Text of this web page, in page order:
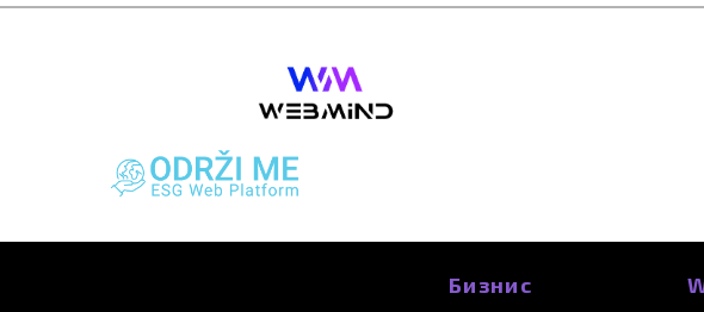
искуства. Меѓутоа, нови јазици на љубовта и
Бизнис